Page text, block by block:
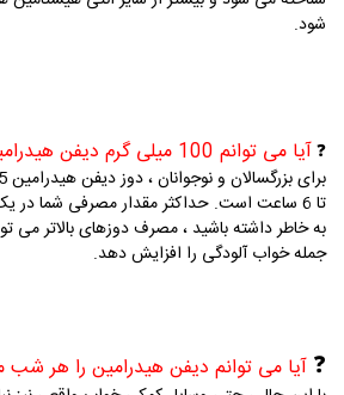
شود.
❓آیا می توانم 100 میلی گرم دیفن هیدرامین مصرف کنم؟
تا 6 ساعت است.
حداکثر مقدار مصرفی شما در یک روز 300 میلی
به خاطر داشته باشید ، مصرف دوزهای بالاتر می
جمله خواب آلودگی را افزایش دهد.
❓ آیا می توانم دیفن هیدرامین را هر